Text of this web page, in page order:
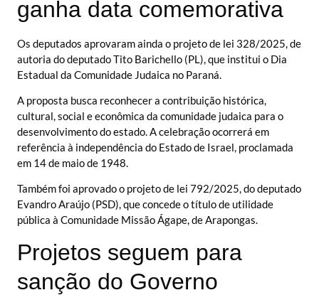
ganha data comemorativa
Os deputados aprovaram ainda o projeto de lei 328/2025, de
autoria do deputado Tito Barichello (PL), que institui o Dia
Estadual da Comunidade Judaica no Paraná.
A proposta busca reconhecer a contribuição histórica,
cultural, social e econômica da comunidade judaica para o
desenvolvimento do estado. A celebração ocorrerá em
referência à independência do Estado de Israel, proclamada
em 14 de maio de 1948.
Também foi aprovado o projeto de lei 792/2025, do deputado
Evandro Araújo (PSD), que concede o título de utilidade
pública à Comunidade Missão Ágape, de Arapongas.
Projetos seguem para
sanção do Governo